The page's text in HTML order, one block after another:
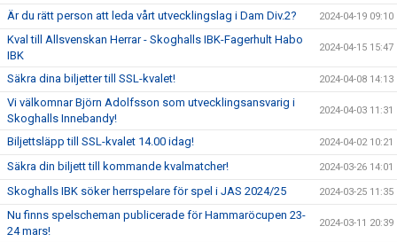
Är du rätt person att leda vårt utvecklingslag i Dam Div.2? 2024-04-19 09:10
Kval till Allsvenskan Herrar - Skoghalls IBK-Fagerhult Habo
IBK
2024-04-15 15:47
Säkra dina biljetter till SSL-kvalet! 2024-04-08 14:13
Vi välkomnar Björn Adolfsson som utvecklingsansvarig i
Skoghalls Innebandy!
2024-04-03 11:31
Biljettsläpp till SSL-kvalet 14.00 idag! 2024-04-02 10:21
Säkra din biljett till kommande kvalmatcher! 2024-03-26 14:01
Skoghalls IBK söker herrspelare för spel i JAS 2024/25 2024-03-25 11:35
Nu finns spelscheman publicerade för Hammaröcupen 23-
24 mars!
2024-03-11 20:39